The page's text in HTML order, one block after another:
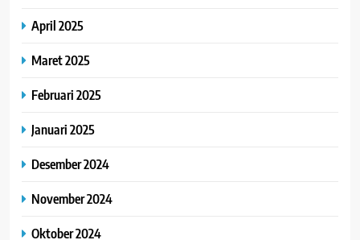
April 2025
Maret 2025
Februari 2025
Januari 2025
Desember 2024
November 2024
Oktober 2024